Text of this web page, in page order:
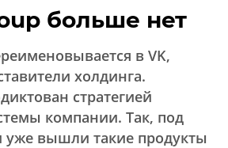
больше нет
в VK,
холдинга.
стратегией
компании. Так, под
вышли такие продукты